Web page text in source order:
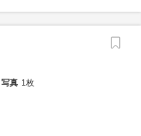
写真 1枚